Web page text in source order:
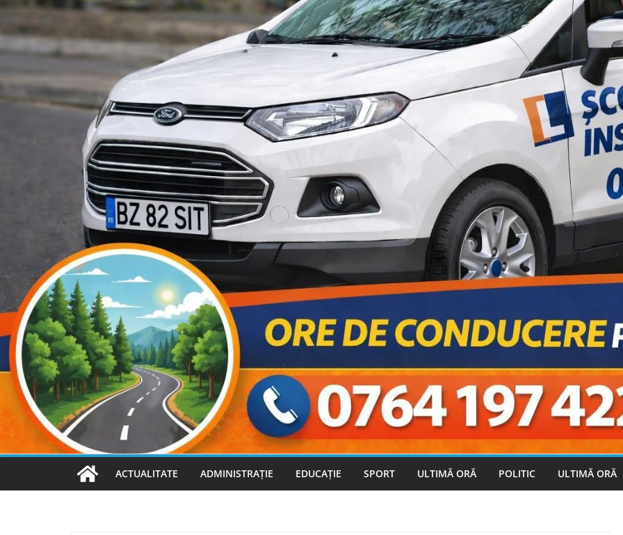
ACTUALITATE ADMINISTRAȚIE EDUCAȚIE SPORT ULTIMĂ ORĂ POLITIC ULTIMĂ ORĂ